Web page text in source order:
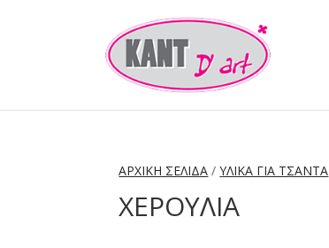
ΑΡΧΙΚΉ ΣΕΛΊΔΑ /ΥΛΙΚΑ ΓΙΑ ΤΣΑΝΤΑ
ΧΕΡΟΥΛΙΑ